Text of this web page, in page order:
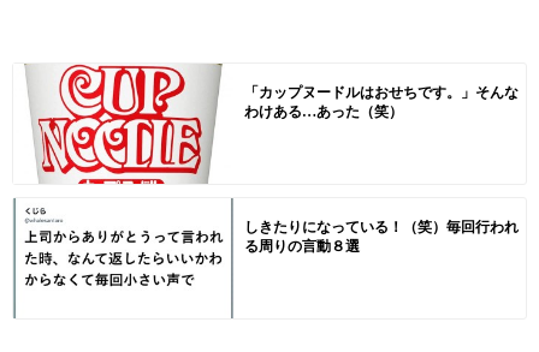
「カップヌードルはおせちです。」そんな
わけある…あった（笑）
しきたりになっている！（笑）毎回行われ
る周りの言動８選